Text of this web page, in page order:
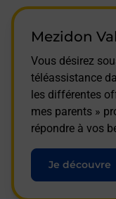
Mezidon
Vous désirez
téléassistance
les différentes
mes parents »
répondre à vos
Je découvre